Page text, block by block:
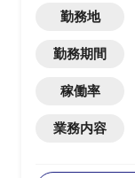
勤務地
勤務期間
稼働率
業務内容